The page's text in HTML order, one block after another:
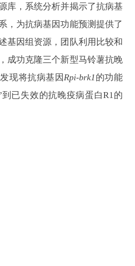
库，系统分析并揭示了抗病基
，为抗病基因功能预测提供了
基因组资源，团队利用比较和
成功克隆三个新型马铃薯抗晚
现将抗病基因 Rpi-brk1 的功能
已失效的抗晚疫病蛋白R1的